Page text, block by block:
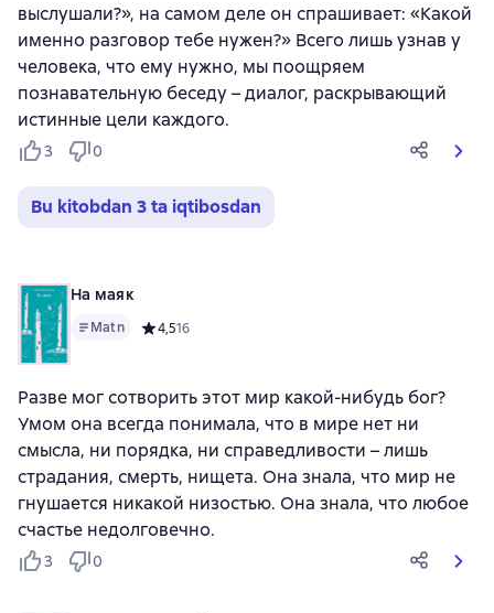
выслушали?», на самом деле он спрашивает: «Какой
именно разговор тебе нужен?» Всего лишь узнав у
человека, что ему нужно, мы поощряем
познавательную беседу – диалог, раскрывающий
истинные цели каждого.
3 0
Bu kitobdan 3 ta iqtibosdan
На маяк
Matn Средний рейтинг 4,5 на основе 16 оценок
4,516
Разве мог сотворить этот мир какой-нибудь бог?
Умом она всегда понимала, что в мире нет ни
смысла, ни порядка, ни справедливости – лишь
страдания, смерть, нищета. Она знала, что мир не
гнушается никакой низостью. Она знала, что любое
счастье недолговечно.
3 0